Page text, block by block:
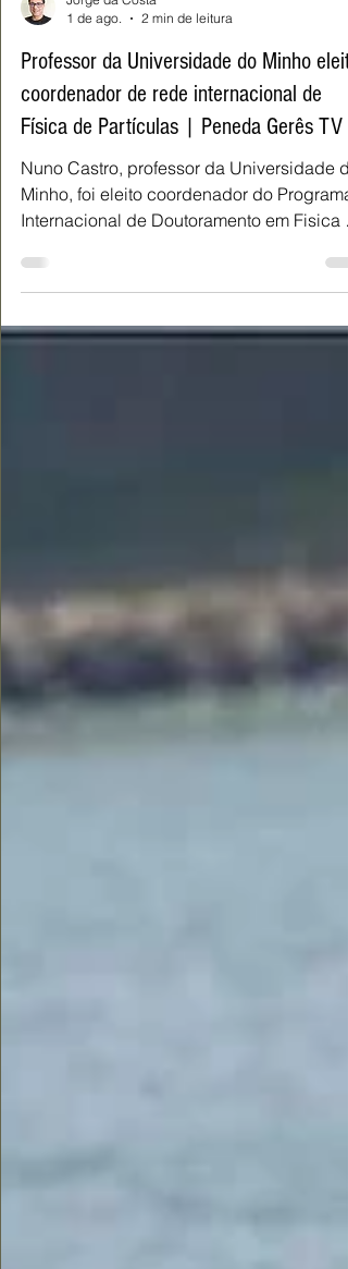
1 de ago.
2 min de leitura
Professor da Universidade do Minho eleito
coordenador de rede internacional de
Física de Partículas | Peneda Gerês TV
Nuno Castro, professor da Universidade do
Minho, foi eleito coordenador do Programa
Internacional de Doutoramento em Fisica